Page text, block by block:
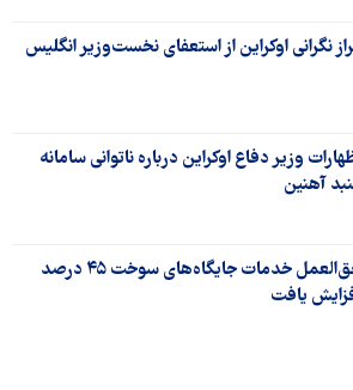
نگرانی اوکراین از استعفای نخست‌وزیر انگلیس
وزیر دفاع اوکراین درباره ناتوانی سامانه
آهنین
حق‌العمل خدمات جایگاه‌های سوخت ۴۵ درصد
یافت